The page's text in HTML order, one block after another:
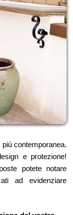
contemporanea.
e protezione!
potete notare
ad evidenziare